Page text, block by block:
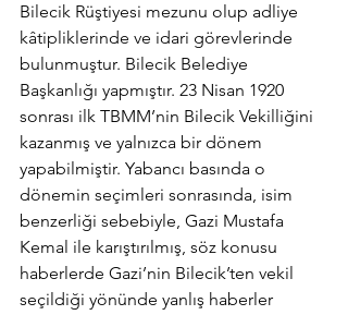
Bilecik Rüştiyesi mezunu olup adliye
kâtipliklerinde ve idari görevlerinde
bulunmuştur. Bilecik Belediye
Başkanlığı yapmıştır. 23 Nisan 1920
sonrası ilk TBMM’nin Bilecik Vekilliğini
kazanmış ve yalnızca bir dönem
yapabilmiştir. Yabancı basında o
dönemin seçimleri sonrasında, isim
benzerliği sebebiyle, Gazi Mustafa
Kemal ile karıştırılmış, söz konusu
haberlerde Gazi’nin Bilecik’ten vekil
seçildiği yönünde yanlış haberler